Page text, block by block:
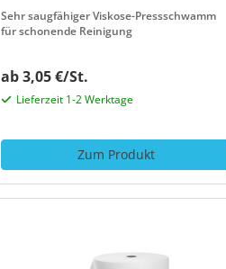
Sehr saugfähiger Viskose-Pressschwamm
für schonende Reinigung
ab 3,05 €/St.
Lieferzeit 1-2 Werktage
Zum Produkt